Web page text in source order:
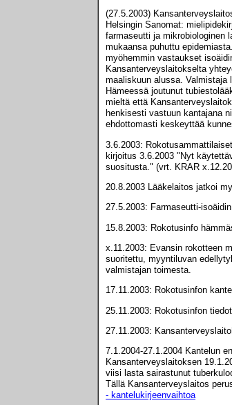
(27.5.2003)
Helsingin Sanomat:
farmaseutti ja mikrobiologinen
mukaansa puhuttu
myöhemmin vastaukset
Kansanterveyslaitokselta
maaliskuun alussa. Valmistaja
Hämeessä joutunut
mieltä että
henkisesti vastuun kantajana
ehdottomasti keskeyttää
3.6.2003:
kirjoitus 3.6.2003 "Nyt
suositusta." (vrt. KRAR
20.8.2003 Lääkelaitos jatkoi
27.5.2003: Farmaseutti-
15.8.2003: Rokotusinfo
x.11.2003: Evansin rokotteen
suoritettu, myyntiluvan
valmistajan toimesta.
17.11.2003: Rokotusinfon
25.11.2003: Rokotusinfon
27.11.2003:
7.1.2004-27.1.2004 Kantelun
Kansanterveyslaitoksen
viisi lasta sairastunut
Tällä Kansanterveyslaitos
- kantelukirjeenvaihtoa